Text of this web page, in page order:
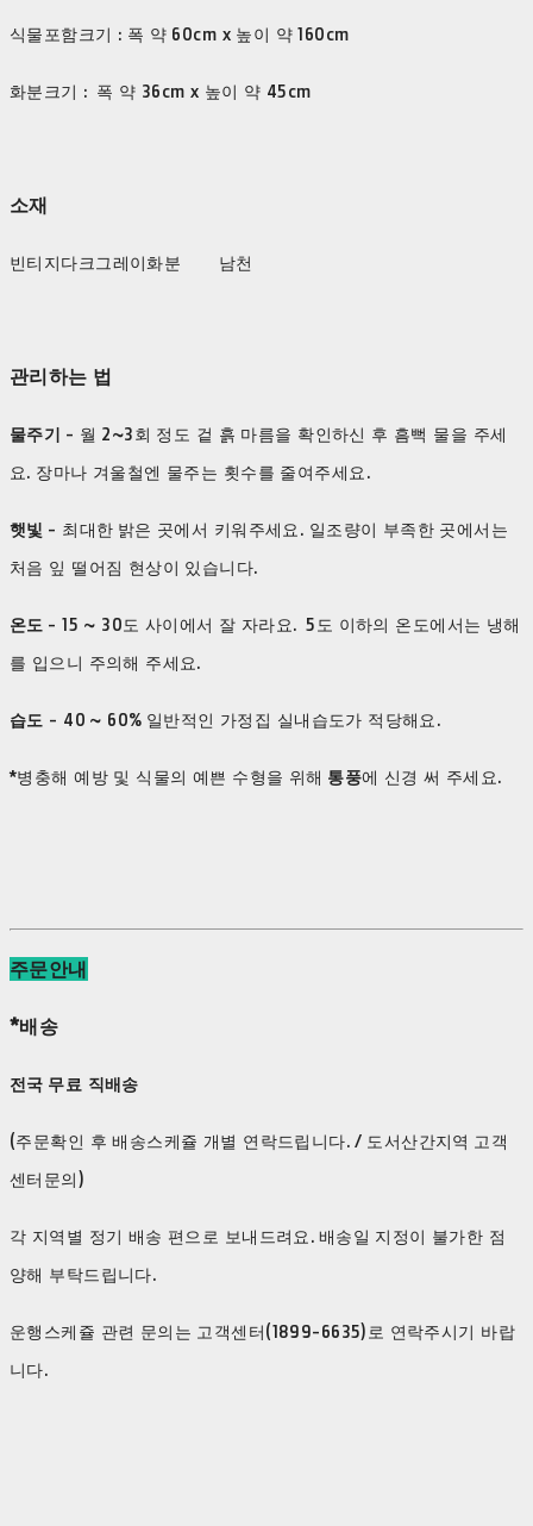
식물포함크기 : 폭 약 60cm x 높이 약 160cm
화분크기 : 폭 약 36cm x 높이 약 45cm
소재
빈티지다크그레이화분 남천
관리하는 법
물주기 - 월 2~3회 정도 겉 흙 마름을 확인하신 후 흠뻑 물을 주세
요. 장마나 겨울철엔 물주는 횟수를 줄여주세요.
햇빛 - 최대한 밝은 곳에서 키워주세요. 일조량이 부족한 곳에서는
처음 잎 떨어짐 현상이 있습니다.
온도 - 15 ~ 30도 사이에서 잘 자라요. 5도 이하의 온도에서는 냉해
를 입으니 주의해 주세요.
습도 - 40 ~ 60% 일반적인 가정집 실내습도가 적당해요.
*병충해 예방 및 식물의 예쁜 수형을 위해 통풍에 신경 써 주세요.
주문안내
*배송
전국 무료 직배송
(주문확인 후 배송스케쥴 개별 연락드립니다. / 도서산간지역 고객
센터문의)
각 지역별 정기 배송 편으로 보내드려요. 배송일 지정이 불가한 점
양해 부탁드립니다.
운행스케쥴 관련 문의는 고객센터(1899-6635)로 연락주시기 바랍
니다.